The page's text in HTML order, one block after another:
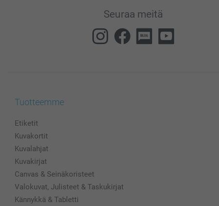
Seuraa meitä
Tuotteemme
Etiketit
Kuvakortit
Kuvalahjat
Kuvakirjat
Canvas & Seinäkoristeet
Valokuvat, Julisteet & Taskukirjat
Kännykkä & Tabletti